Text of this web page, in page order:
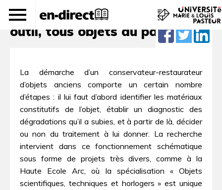
Montre, blindé ou machine-
outil, tous objets du patrimoine
La démarche d’un conservateur-restaurateur
d’objets anciens comporte un certain nombre
d’étapes : il lui faut d’abord identifier les matériaux
constitutifs de l’objet, établir un diagnostic des
dégradations qu’il a subies, et à partir de là, décider
ou non du traitement à lui donner. La recherche
intervient dans ce fonctionnement schématique
sous forme de projets très divers, comme à la
Haute Ecole Arc, où la spécialisation « Objets
scientifiques, techniques et horlogers » est unique